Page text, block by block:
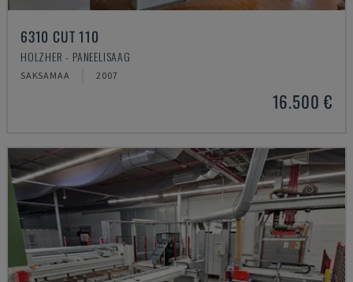
6310 CUT 110
HOLZHER - PANEELISAAG
SAKSAMAA 2007
16.500 €